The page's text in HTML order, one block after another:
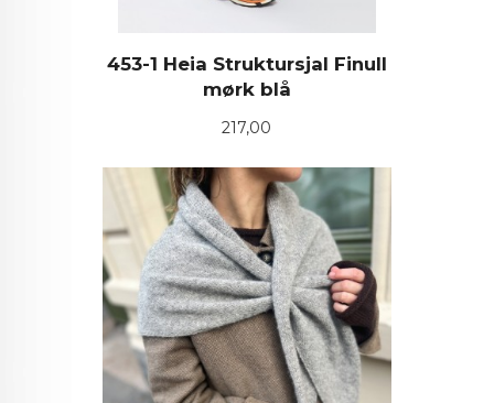
453-1 Heia Struktursjal Finull
mørk blå
Pris
217,00